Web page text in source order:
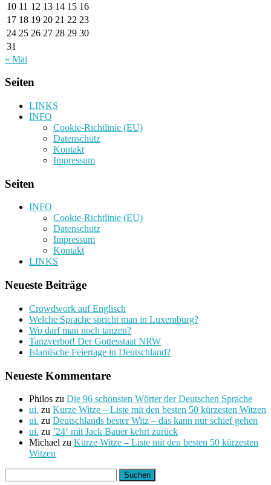
10 11 12 13 14 15 16
17 18 19 20 21 22 23
24 25 26 27 28 29 30
31
« Mai
Seiten
LINKS
INFO
Cookie-Richtlinie (EU)
Datenschutz
Kontakt
Impressum
Seiten
INFO
Cookie-Richtlinie (EU)
Datenschutz
Impressum
Kontakt
LINKS
Neueste Beiträge
Crowdwork auf Englisch
Welche Sprache spricht man in Luxemburg?
Wo darf man noch tanzen?
Tanzverbot! Der Gottesstaat NRW
Islamische Feiertage in Deutschland?
Neueste Kommentare
Philos zu Die 96 schönsten Wörter der Deutschen Sprache
ui. zu Kurze Witze – Liste mit den besten 50 kürzesten Witzen
ui. zu Deutschlands bester Witz – das kann nur schief gehen
ui. zu ’24‘ mit Jack Bauer kehrt zurück
Michael zu Kurze Witze – Liste mit den besten 50 kürzesten
Witzen